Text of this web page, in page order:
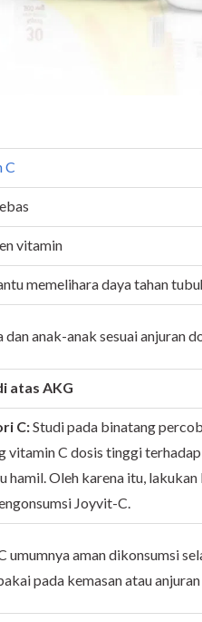
C
vitamin
memelihara daya tahan
dan anak-anak sesuai anjuran
atas AKG
C:Studi pada binatang
vitamin C dosis tinggi
hamil. Oleh karena itu,
Joyvit-C.
umumnya aman dikonsumsi
pada kemasan atau